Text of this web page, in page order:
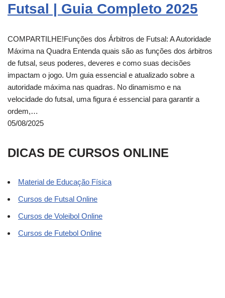
Futsal | Guia Completo 2025
COMPARTILHE!Funções dos Árbitros de Futsal: A Autoridade
Máxima na Quadra Entenda quais são as funções dos árbitros
de futsal, seus poderes, deveres e como suas decisões
impactam o jogo. Um guia essencial e atualizado sobre a
autoridade máxima nas quadras. No dinamismo e na
velocidade do futsal, uma figura é essencial para garantir a
ordem,…
05/08/2025
DICAS DE CURSOS ONLINE
Material de Educação Física
Cursos de Futsal Online
Cursos de Voleibol Online
Cursos de Futebol Online